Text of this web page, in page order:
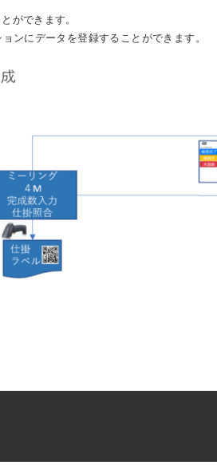
ができます。
ンにデータを登録することができます。